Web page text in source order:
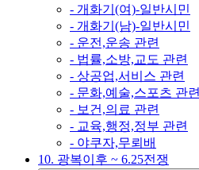
- 개화기(여)-일반시민
- 개화기(남)-일반시민
- 운전,운송 관련
- 법률,소방,교도 관련
- 상공업,서비스 관련
- 문화,예술,스포츠 관련
- 보건,의료 관련
- 교육,행정,정부 관련
- 야쿠자,무뢰배
10. 광복이후 ~ 6.25전쟁